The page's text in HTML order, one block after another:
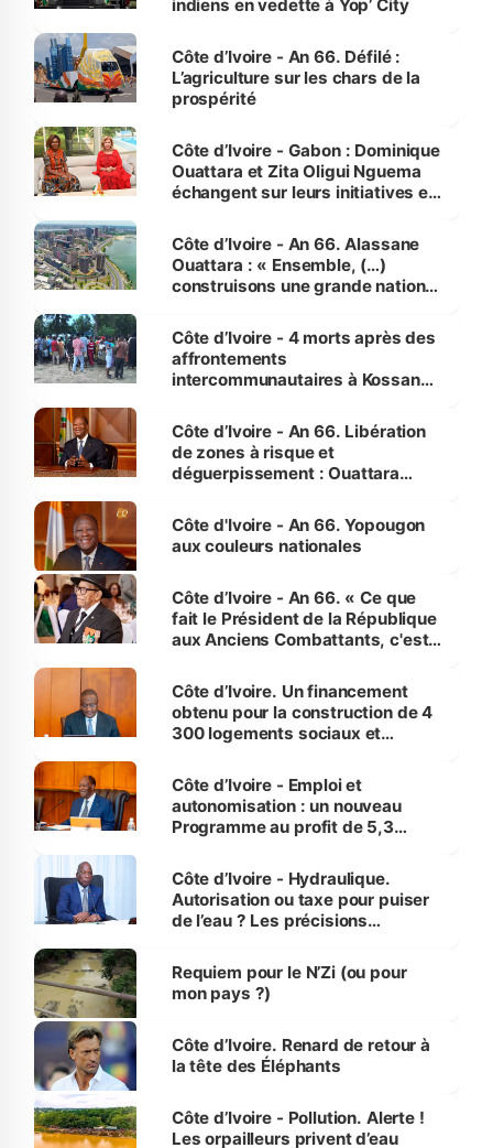
indiens en vedette à Yop’ City
Côte d’Ivoire - An 66. Défilé :
L’agriculture sur les chars de la
prospérité
Côte d’Ivoire - Gabon : Dominique
Ouattara et Zita Oligui Nguema
échangent sur leurs initiatives en
enfants
Côte d’Ivoire - An 66. Alassane
Ouattara : « Ensemble, (…)
construisons une grande nation
générations futures »
Côte d’Ivoire - 4 morts après des
affrontements
intercommunautaires à Kossandji
milieu des sinistrés
Côte d’Ivoire - An 66. Libération
de zones à risque et
déguerpissement : Ouattara
l'Etat de droit pour préserver les
vies humaines »
Côte d'Ivoire - An 66. Yopougon
aux couleurs nationales
Côte d’Ivoire - An 66. « Ce que
fait le Président de la République
aux Anciens Combattants, c'est
Côte d’Ivoire. Un financement
obtenu pour la construction de 4
300 logements sociaux et
et Yamoussoukro
Côte d’Ivoire - Emploi et
autonomisation : un nouveau
Programme au profit de 5,3
Côte d’Ivoire - Hydraulique.
Autorisation ou taxe pour puiser
de l’eau ? Les précisions
Requiem pour le N’Zi (ou pour
mon pays ?)
Côte d’Ivoire. Renard de retour à
la tête des Éléphants
Côte d’Ivoire - Pollution. Alerte !
Les orpailleurs privent d’eau